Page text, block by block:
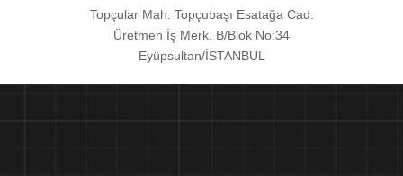
Topçular Mah. Topçubaşı Esatağa Cad.
Üretmen İş Merk. B/Blok No:34
Eyüpsultan/İSTANBUL